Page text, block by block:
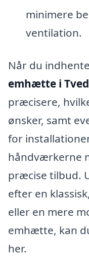
minimere
ventilation.
Når du
emhætte i Tved
præcisere,
ønsker, samt
for
håndværkerne
præcise tilbud.
efter en
eller en mere
emhætte, kan
her.